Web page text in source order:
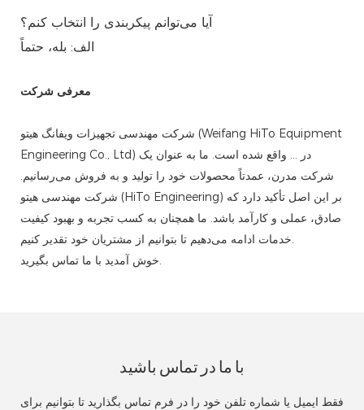
آیا می‌توانم پیکربندی را انتخاب کنم؟
الف: بله، حتماً
معرفی شرکت
شرکت مهندسی تجهیزات ویفانگ هیتو (Weifang HiTo Equipment
Engineering Co., Ltd) در ... واقع شده است. ما به عنوان یک
شرکت مدرن، عمدتاً محصولات خود را تولید و به فروش می‌رسانیم.
شرکت مهندسی هیتو (HiTo Engineering) بر این اصل تأکید دارد که
صادق، عملی و کارآمد باشد. ما همچنان به کسب تجربه و بهبود کیفیت
خدمات ادامه می‌دهیم تا بتوانیم از مشتریان خود تقدیر کنیم.
خوش آمدید با ما تماس بگیرید.
با ما در تماس باشید
فقط ایمیل یا شماره تلفن خود را در فرم تماس بگذارید تا بتوانیم برای